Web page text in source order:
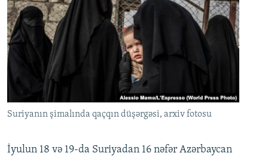
Suriyanın şimalında qaçqın düşərgəsi, arxiv fotosu
İyulun 18 və 19-da Suriyadan 16 nəfər Azərbaycan